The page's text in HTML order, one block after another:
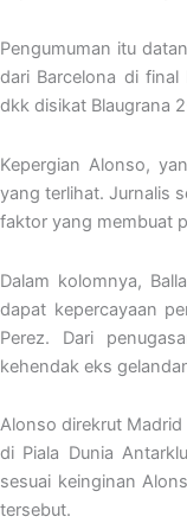
Pengumuman itu
dari Barcelona di final
dkk disikat Blaugrana
Kepergian Alonso,
yang terlihat. Jurnalis
faktor yang membuat
Dalam kolomnya,
dapat kepercayaan
Perez. Dari
kehendak eks
Alonso direkrut
di Piala Dunia
sesuai keinginan
tersebut.